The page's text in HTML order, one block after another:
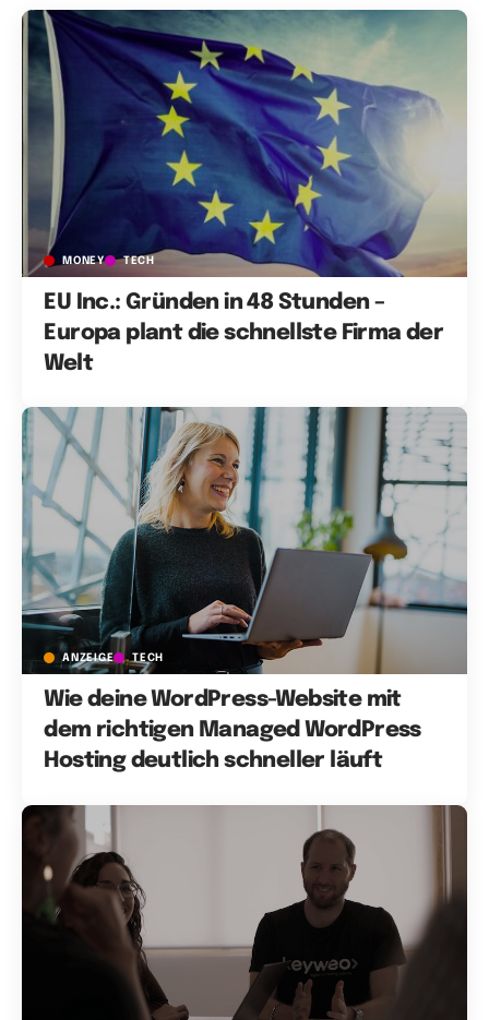
MONEY TECH
EU Inc.: Gründen in 48 Stunden –
Europa plant die schnellste Firma der
Welt
ANZEIGE TECH
Wie deine WordPress-Website mit
dem richtigen Managed WordPress
Hosting deutlich schneller läuft